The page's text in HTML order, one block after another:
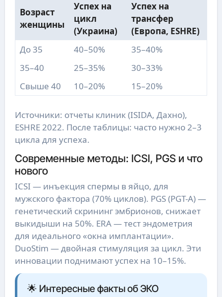
Возраст
женщины
Успех на
цикл
(Украина)
Успех на
трансфер
(Европа, ESHRE)
До 35
40–50%
35–40%
35–40
25–35%
30–33%
Свыше 40
10–20% 15–20%
Источники: отчеты клиник (ISIDA, Дахно),
ESHRE 2022. После таблицы: часто нужно 2–3
цикла для успеха.
Современные методы: ICSI, PGS и что
нового
ICSI — инъекция спермы в яйцо, для
мужского фактора (70% циклов). PGS (PGT-A) —
генетический скрининг эмбрионов, снижает
выкидыши на 50%. ERA — тест эндометрия
для идеального «окна имплантации».
DuoStim — двойная стимуляция за цикл. Эти
инновации поднимают успех на 10–15%.
🌟 Интересные факты об ЭКО